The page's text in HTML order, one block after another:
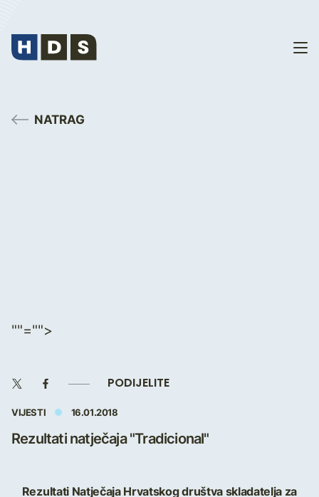
NATRAG
""="">
PODIJELITE
VIJESTI 16.01.2018
Rezultati natječaja "Tradicional"
Rezultati Natječaja Hrvatskog društva skladatelja za